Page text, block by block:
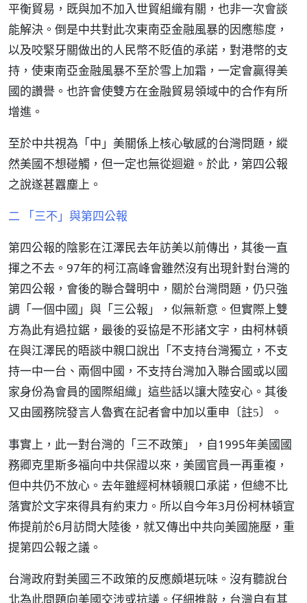
平衡貿易，既與加不加入世貿組織有關，也非一次會談
能解決。倒是中共對此次東南亞金融風暴的因應態度，
以及咬緊牙關做出的人民幣不貶值的承諾，對港幣的支
持，使東南亞金融風暴不至於雪上加霜，一定會贏得美
國的讚譽。也許會使雙方在金融貿易領域中的合作有所
增進。
至於中共視為「中」美關係上核心敏感的台灣問題，縱
然美國不想碰觸，但一定也無從迴避。於此，第四公報
之說遂甚囂塵上。
二 「三不」與第四公報
第四公報的陰影在江澤民去年訪美以前傳出，其後一直
揮之不去。97年的柯江高峰會雖然沒有出現針對台灣的
第四公報，會後的聯合聲明中，關於台灣問題，仍只強
調「一個中國」與「三公報」，似無新意。但實際上雙
方為此有過拉鋸，最後的妥協是不形諸文字，由柯林頓
在與江澤民的晤談中親口說出「不支持台灣獨立，不支
持一中一台、兩個中國，不支持台灣加入聯合國或以國
家身份為會員的國際組織」這些話以讓大陸安心。其後
又由國務院發言人魯賓在記者會中加以重申 〔註5〕 。
事實上，此一對台灣的「三不政策」，自1995年美國國
務卿克里斯多福向中共保證以來，美國官員一再重複，
但中共仍不放心。去年雖經柯林頓親口承諾，但總不比
落實於文字來得具有約束力。所以自今年3月份柯林頓宣
佈提前於6月訪問大陸後，就又傳出中共向美國施壓，重
提第四公報之議。
台灣政府對美國三不政策的反應頗堪玩味。沒有聽說台
北為此問題向美國交涉或抗議。仔細推敲，台灣自有其